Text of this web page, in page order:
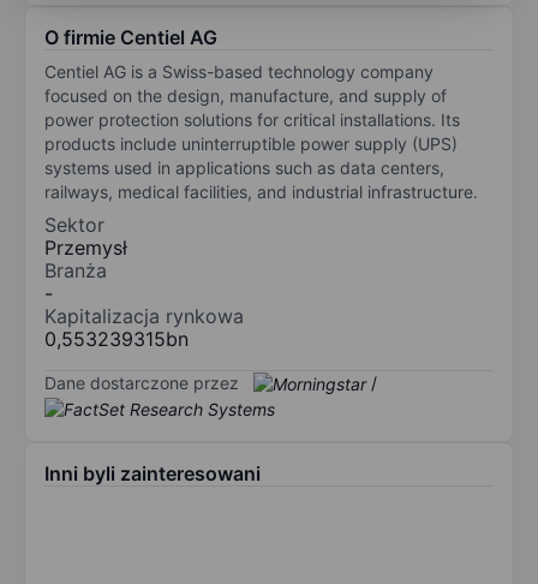
O firmie Centiel AG
Centiel AG is a Swiss-based technology company
focused on the design, manufacture, and supply of
power protection solutions for critical installations. Its
products include uninterruptible power supply (UPS)
systems used in applications such as data centers,
railways, medical facilities, and industrial infrastructure.
Sektor
Przemysł
Branża
-
Kapitalizacja rynkowa
0,553239315bn
Dane dostarczone przez /
Inni byli zainteresowani